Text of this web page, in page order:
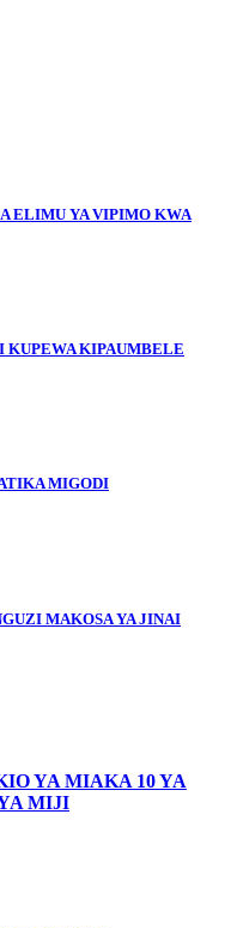
ELIMU YA VIPIMO KWA
KIPAUMBELE
MIGODI
MAKOSA YA JINAI
YA MIAKA 10 YA
MIJI